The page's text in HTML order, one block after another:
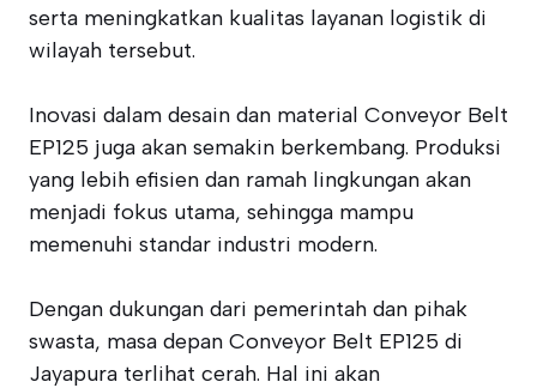
serta meningkatkan kualitas layanan logistik di
wilayah tersebut.
Inovasi dalam desain dan material Conveyor Belt
EP125 juga akan semakin berkembang. Produksi
yang lebih efisien dan ramah lingkungan akan
menjadi fokus utama, sehingga mampu
memenuhi standar industri modern.
Dengan dukungan dari pemerintah dan pihak
swasta, masa depan Conveyor Belt EP125 di
Jayapura terlihat cerah. Hal ini akan